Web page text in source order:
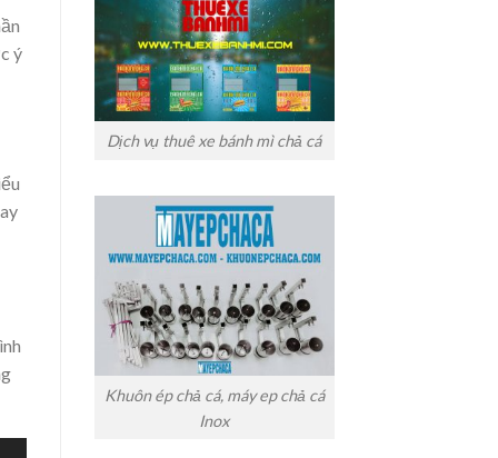
ý
Dịch vụ thuê xe bánh mì chả cá
Khuôn ép chả cá, máy ep chả cá
Inox